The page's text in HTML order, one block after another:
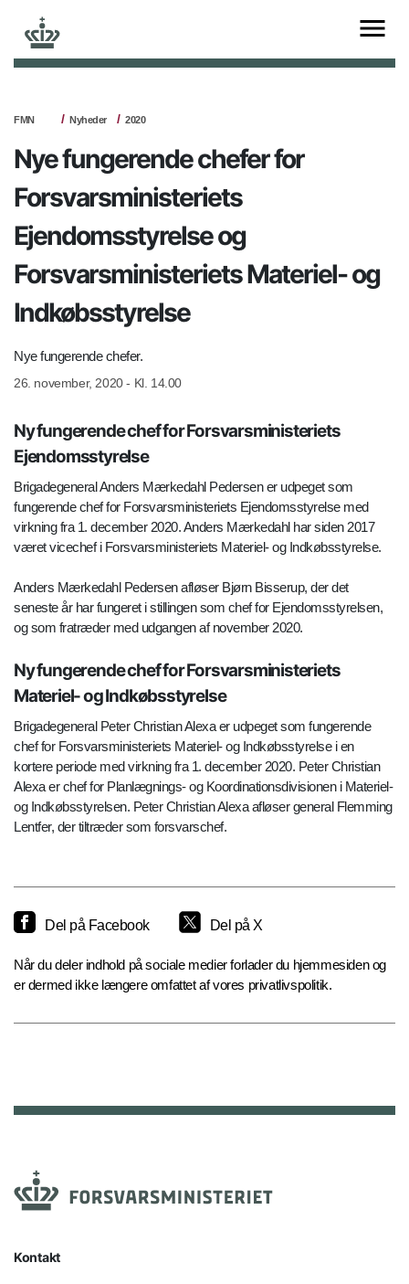
FMN Nyheder 2020
Nye fungerende chefer for
Forsvarsministeriets
Ejendomsstyrelse og
Forsvarsministeriets Materiel- og
Indkøbsstyrelse
Nye fungerende chefer.
26. november, 2020 - Kl. 14.00
Ny fungerende chef for Forsvarsministeriets
Ejendomsstyrelse
Brigadegeneral Anders Mærkedahl Pedersen er udpeget som
fungerende chef for Forsvarsministeriets Ejendomsstyrelse med
virkning fra 1. december 2020. Anders Mærkedahl har siden 2017
været vicechef i Forsvarsministeriets Materiel- og Indkøbsstyrelse.
Anders Mærkedahl Pedersen afløser Bjørn Bisserup, der det
seneste år har fungeret i stillingen som chef for Ejendomsstyrelsen,
og som fratræder med udgangen af november 2020.
Ny fungerende chef for Forsvarsministeriets
Materiel- og Indkøbsstyrelse
Brigadegeneral Peter Christian Alexa er udpeget som fungerende
chef for Forsvarsministeriets Materiel- og Indkøbsstyrelse i en
kortere periode med virkning fra 1. december 2020. Peter Christian
Alexa er chef for Planlægnings- og Koordinationsdivisionen i Materiel-
og Indkøbsstyrelsen. Peter Christian Alexa afløser general Flemming
Lentfer, der tiltræder som forsvarschef.
Del på Facebook Del på X
Når du deler indhold på sociale medier forlader du hjemmesiden og
er dermed ikke længere omfattet af vores privatlivspolitik.
Kontakt